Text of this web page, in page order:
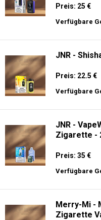
Preis: 25 €
Verfügbare
JNR -
Preis: 22.5 €
Verfügbare
JNR -
Zigarette -
Preis: 35 €
Verfügbare
Merry-Mi -
Zigarette